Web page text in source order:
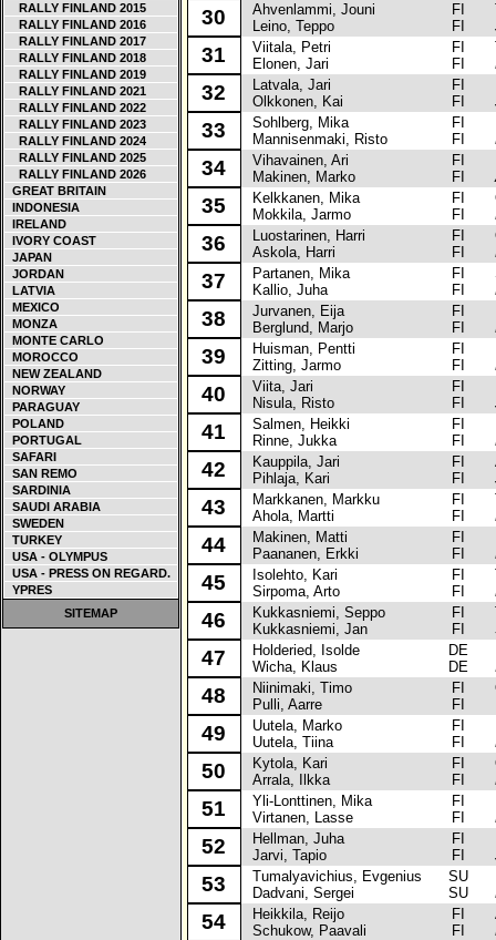
RALLY FINLAND 2015
RALLY FINLAND 2016
RALLY FINLAND 2017
RALLY FINLAND 2018
RALLY FINLAND 2019
RALLY FINLAND 2021
RALLY FINLAND 2022
RALLY FINLAND 2023
RALLY FINLAND 2024
RALLY FINLAND 2025
RALLY FINLAND 2026
GREAT BRITAIN
INDONESIA
IRELAND
IVORY COAST
JAPAN
JORDAN
LATVIA
MEXICO
MONZA
MONTE CARLO
MOROCCO
NEW ZEALAND
NORWAY
PARAGUAY
POLAND
PORTUGAL
SAFARI
SAN REMO
SARDINIA
SAUDI ARABIA
SWEDEN
TURKEY
USA - OLYMPUS
USA - PRESS ON REGARD.
YPRES
SITEMAP
30
Ahvenlammi, Jouni
Leino, Teppo
FI
FI
31
Viitala, Petri
Elonen, Jari
FI
FI
32
Latvala, Jari
Olkkonen, Kai
FI
FI
33
Sohlberg, Mika
Mannisenmaki, Risto
FI
FI
34
Vihavainen, Ari
Makinen, Marko
FI
FI
35
Kelkkanen, Mika
Mokkila, Jarmo
FI
FI
36
Luostarinen, Harri
Askola, Harri
FI
FI
37
Partanen, Mika
Kallio, Juha
FI
FI
38
Jurvanen, Eija
Berglund, Marjo
FI
FI
39
Huisman, Pentti
Zitting, Jarmo
FI
FI
40
Viita, Jari
Nisula, Risto
FI
FI
41
Salmen, Heikki
Rinne, Jukka
FI
FI
42
Kauppila, Jari
Pihlaja, Kari
FI
FI
43
Markkanen, Markku
Ahola, Martti
FI
FI
44
Makinen, Matti
Paananen, Erkki
FI
FI
45
Isolehto, Kari
Sirpoma, Arto
FI
FI
46
Kukkasniemi, Seppo
Kukkasniemi, Jan
FI
FI
47
Holderied, Isolde
Wicha, Klaus
DE
DE
48
Niinimaki, Timo
Pulli, Aarre
FI
FI
49
Uutela, Marko
Uutela, Tiina
FI
FI
50
Kytola, Kari
Arrala, Ilkka
FI
FI
51
Yli-Lonttinen, Mika
Virtanen, Lasse
FI
FI
52
Hellman, Juha
Jarvi, Tapio
FI
FI
53
Tumalyavichius, Evgenius
Dadvani, Sergei
SU
SU
54
Heikkila, Reijo
Schukow, Paavali
FI
FI